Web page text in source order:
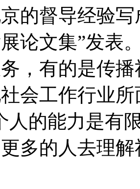
的督导经验
论文集”发表
，有的是传
会工作行业
人的能力是有
多的人去理